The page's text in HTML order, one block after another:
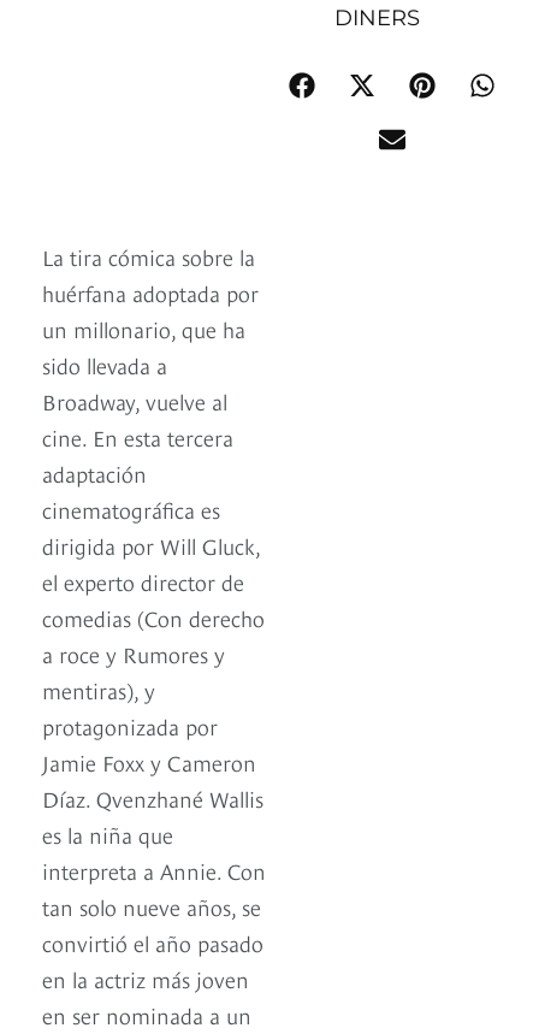
DINERS
La tira cómica sobre la
huérfana adoptada por
un millonario, que ha
sido llevada a
Broadway, vuelve al
cine. En esta tercera
adaptación
cinematográfica es
dirigida por Will Gluck,
el experto director de
comedias (Con derecho
a roce y Rumores y
mentiras), y
protagonizada por
Jamie Foxx y Cameron
Díaz. Qvenzhané Wallis
es la niña que
interpreta a Annie. Con
tan solo nueve años, se
convirtió el año pasado
en la actriz más joven
en ser nominada a un